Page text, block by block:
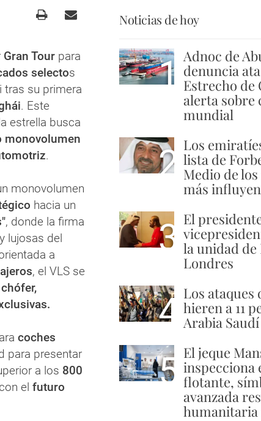
Gran Tour para
selectos
i tras su primera
. Este
estrella busca
monovolumen
.
monovolumen
hacia un
, donde la firma
lujosas del
a
, el VLS se
chófer,
coches
para presentar
a los 800
el futuro
Noticias de hoy
1 Adnoc de
denuncia
Estrecho de
alerta sobre
mundial
2 Los
lista de
Medio de
más
3 El
la unidad
Londres
4 Los ataques
hieren a 11
Arabia Saudí
5 El jeque
inspecciona
flotante,
avanzada
humanitaria